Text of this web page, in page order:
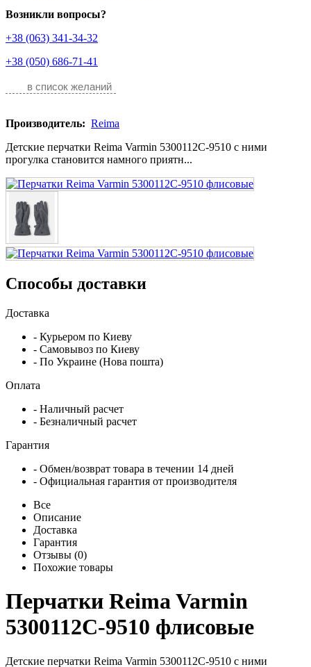
Возникли вопросы?
+38 (063) 341-34-32
+38 (050) 686-71-41
в список желаний
Производитель: Reima
Детские перчатки Reima Varmin 5300112C-9510 с ними
прогулка становится намного приятн...
Способы доставки
Доставка
- Курьером по Киеву
- Самовывоз по Киеву
- По Украине (Нова пошта)
Оплата
- Наличный расчет
- Безналичный расчет
Гарантия
- Обмен/возврат товара в течении 14 дней
- Официальная гарантия от производителя
Все
Описание
Доставка
Гарантия
Отзывы (0)
Похожие товары
Перчатки Reima Varmin
5300112C-9510 флисовые
Детские перчатки Reima Varmin 5300112C-9510 с ними